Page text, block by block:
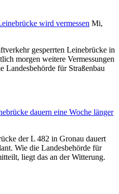
wird vermessen Mi,
gesperrten Leinebrücke in
morgen weitere Vermessungen
Landesbehörde für Straßenbau
dauern eine Woche länger
der L 482 in Gronau dauert
Wie die Landesbehörde für
liegt das an der Witterung.